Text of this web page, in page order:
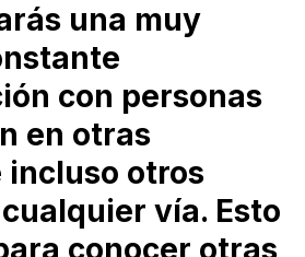
una muy
con personas
en otras
incluso otros
vía. Esto